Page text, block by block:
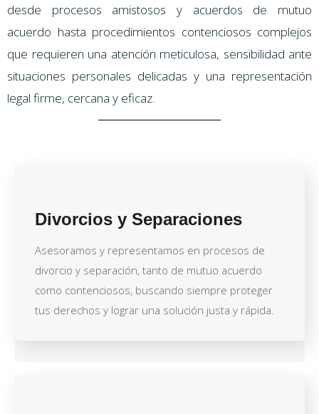
desde procesos amistosos y acuerdos de mutuo
acuerdo hasta procedimientos contenciosos complejos
que requieren una atención meticulosa, sensibilidad ante
situaciones personales delicadas y una representación
legal firme, cercana y eficaz.
Divorcios y Separaciones
Asesoramos y representamos en procesos de
divorcio y separación, tanto de mutuo acuerdo
como contenciosos, buscando siempre proteger
tus derechos y lograr una solución justa y rápida.